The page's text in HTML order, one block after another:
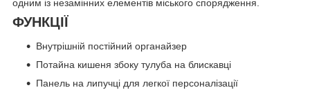
одним із незамінних елементів міського спорядження.
ФУНКЦІЇ
Внутрішній постійний органайзер
Потайна кишеня збоку тулуба на блискавці
Панель на липучці для легкої персоналізації